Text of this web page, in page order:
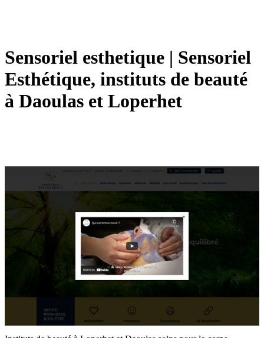
Sensoriel esthetique | Sensoriel
Esthétique, instituts de beauté
à Daoulas et Loperhet